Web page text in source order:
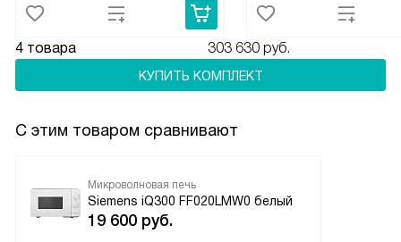
4 товара 303 630 руб.
КУПИТЬ КОМПЛЕКТ
С этим товаром сравнивают
Микроволновая печь
Siemens iQ300 FF020LMW0 белый
19 600 руб.